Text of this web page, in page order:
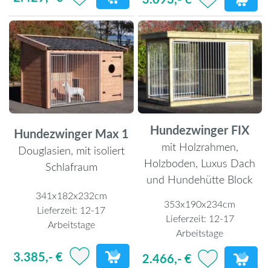
Hundezwinger Max 1
Douglasien, mit isoliert
Schlafraum
341x182x232cm
Lieferzeit: 12-17
Arbeitstage
3.385,- €
Hundezwinger FIX
mit Holzrahmen,
Holzboden, Luxus Dach
und Hundehütte Block
353x190x234cm
Lieferzeit: 12-17
Arbeitstage
2.466,- €